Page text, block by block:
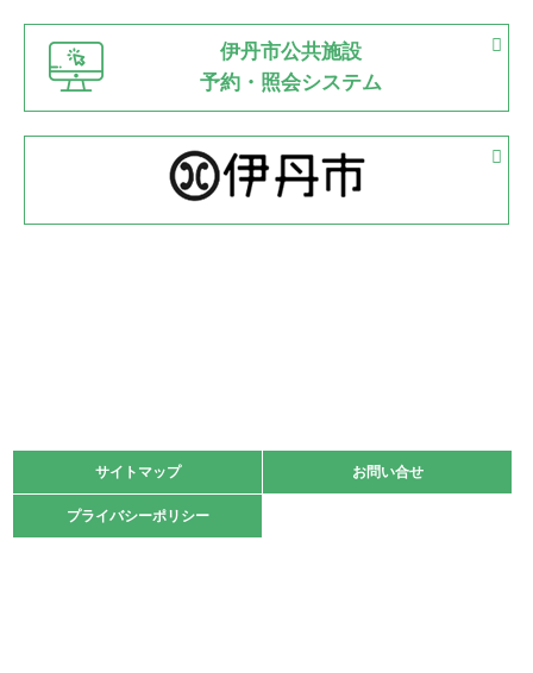
2022.06.12
県知事杯争奪バレーボール大会が開催
2022.05.05
体育協会長杯 バドミントン競技の部
2022.05.22
緑ケ丘体育館
2021.10.23
卓球選手権大会ラージボールの部開催☆
伊丹市公共施設
予約・照会システム
サイトマップ お問い合せ
プライバシーポリシー
サイトマップ お問い合せ
プライバシーポリシー